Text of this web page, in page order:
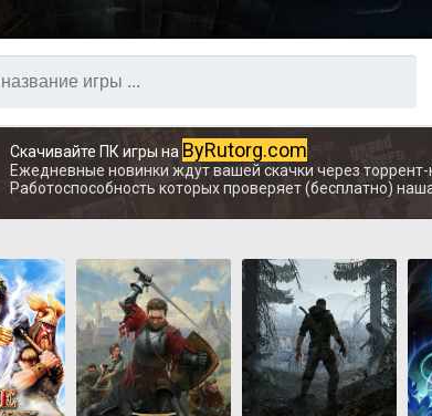
Скачивайте ПК игры на ByRutorg.com
Ежедневные новинки ждут вашей скачки через торрент-
Работоспособность которых проверяет (бесплатно)